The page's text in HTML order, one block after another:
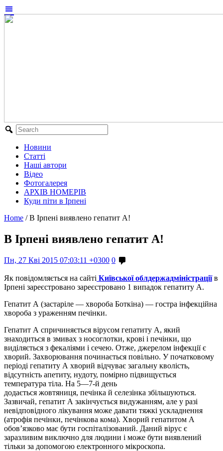
Новини
Статті
Наші автори
Відео
Фотогалерея
АРХІВ НОМЕРІВ
Куди піти в Ірпені
Home / В Ірпені виявлено гепатит А!
В Ірпені виявлено гепатит А!
Пн, 27 Кві 2015 07:03:11 +0300 0
Як повідомляється на сайті Київської облдержадміністраціїв
Ірпені зареєстровано зареєстровано 1 випадок гепатиту А.
Гепатит А (застаріле — хвороба Боткіна) — гостра інфекційна
хвороба з ураженням печінки.
Гепатит А спричиняється вірусом гепатиту А, який
знаходиться в змивах з носоглотки, крові і печінки, що
виділяється з фекаліями і сечею. Отже, джерелом інфекції є
хворий. Захворювання починається повільно. У початковому
періоді гепатиту А хворий відчуває загальну кволість,
відсутність апетиту, нудоту, помірно підвищується
температура тіла. На 5—7-й день
додається жовтяниця, печінка й селезінка збільшуються.
Зазвичай, гепатит А закінчується видужанням, але у разі
невідповідного лікування може давати тяжкі ускладнення
(атрофія печінки, печінкова кома). Хворий гепатитом А
обов’язково має бути госпіталізований. Даний вірус є
заразливим виключно для людини і може бути виявлений
тільки за допомогою електронного мікроскопа.